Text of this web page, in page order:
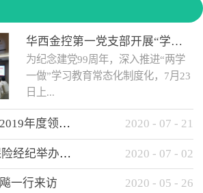
华西金控第一党支部开展“学党史 知党情 做合格党员”主题教育工作会
为纪念建党99周年，深入推进“两学
一做”学习教育常态化制度化，7月23
日上...
午，华西金控第一党支部举办了“学
党史、知党情、...
华西保险经纪召开2019年度领导班子述职考核工作会 2020 - 07 - 21
安全生产月|华西保险经纪举办应急消防安全知识培训 2020 - 07 - 02
一行来访 2020 - 05 - 26